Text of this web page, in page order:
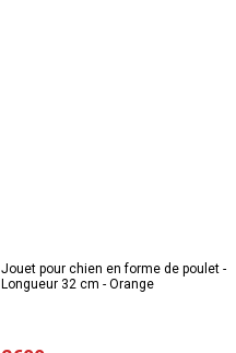
Jouet pour chien en forme de poulet -
Longueur 32 cm - Orange